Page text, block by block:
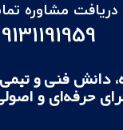
دريافت مشاوره
09131191959
دانش فنی و
حرفه‌ای و اصولی